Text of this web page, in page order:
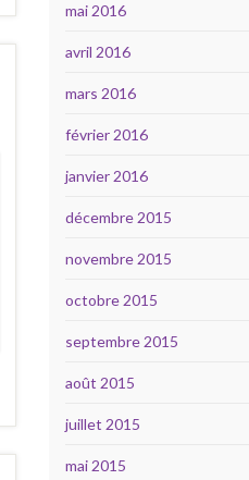
mai 2016
avril 2016
mars 2016
février 2016
janvier 2016
décembre 2015
novembre 2015
octobre 2015
septembre 2015
août 2015
juillet 2015
mai 2015